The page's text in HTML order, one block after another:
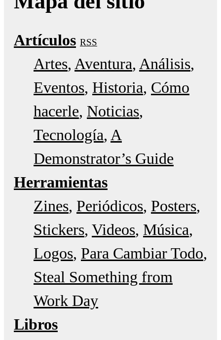
Artículos RSS
Artes Aventura Análisis
Eventos Historia Cómo
hacerle Noticias
Tecnología A
Demonstrator’s Guide
Herramientas
Zines Periódicos Posters
Stickers Videos Música
Logos Para Cambiar Todo
Steal Something from
Work Day
Libros